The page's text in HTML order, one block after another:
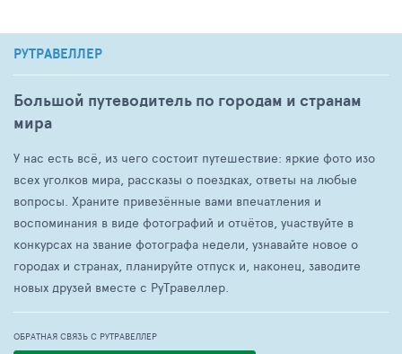
РУТРАВЕЛЛЕР
Большой путеводитель по городам и странам
мира
У нас есть всё, из чего состоит путешествие: яркие фото изо
всех уголков мира, рассказы о поездках, ответы на любые
вопросы. Храните привезённые вами впечатления и
воспоминания в виде фотографий и отчётов, участвуйте в
конкурсах на звание фотографа недели, узнавайте новое о
городах и странах, планируйте отпуск и, наконец, заводите
новых друзей вместе с РуТравеллер.
ОБРАТНАЯ СВЯЗЬ С РУТРАВЕЛЛЕР